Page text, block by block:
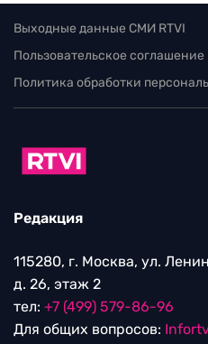
Выходные данные СМИ RTVI
Пользовательское соглашение
Политика обработки
Редакция
115280, г. Москва, ул.
д. 26, этаж 2
тел: +7 (499) 579-86-96
Для общих вопросов: